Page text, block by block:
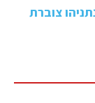
צוברת